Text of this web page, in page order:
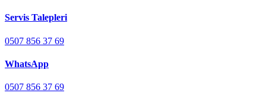
Servis Talepleri
0507 856 37 69
WhatsApp
0507 856 37 69